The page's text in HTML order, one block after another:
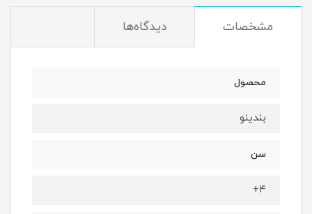
مشخصات دیدگاه‌ها
محصول
بندینو
سن
۴+